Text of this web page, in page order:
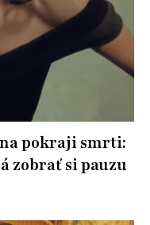
na pokraji smrti:
zobrať si pauzu